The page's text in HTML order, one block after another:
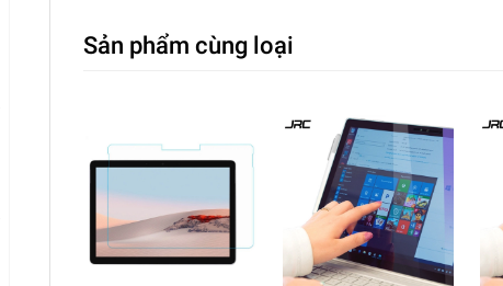
Sản phẩm cùng loại